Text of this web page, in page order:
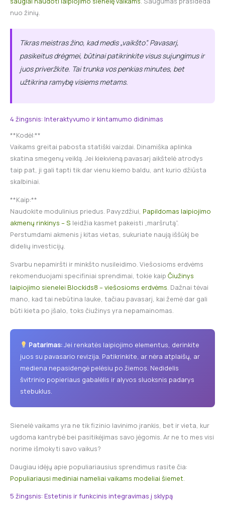
nuo žinių.
Tikras meistras žino, kad medis „vaikšto”. Pavasarį,
pasikeitus drėgmei, būtinai patikrinkite visus sujungimus ir
juos priveržkite. Tai trunka vos penkias minutes, bet
užtikrina ramybę visiems metams.
4 žingsnis: Interaktyvumo ir kintamumo didinimas
**Kodėl:**
Vaikams greitai pabosta statiški vaizdai. Dinamiška aplinka
skatina smegenų veiklą. Jei kiekvieną pavasarį aikštelė atrodys
taip pat, ji gali tapti tik dar vienu kiemo baldu, ant kurio džiūsta
skalbiniai.
**Kaip:**
Naudokite modulinius priedus. Pavyzdžiui, Papildomas laipiojimo
akmenų rinkinys – S leidžia kasmet pakeisti „maršrutą”.
Perstumdami akmenis į kitas vietas, sukuriate naują iššūkį be
didelių investicijų.
Svarbu nepamiršti ir minkšto nusileidimo. Viešosioms erdvėms
rekomenduojami specifiniai sprendimai, tokie kaip Čiužinys
laipiojimo sienelei Blockids8 – viešosioms erdvėms. Dažnai tėvai
mano, kad tai nebūtina lauke, tačiau pavasarį, kai žemė dar gali
būti kieta po įšalo, toks čiužinys yra nepamainomas.
Patarimas:Jei renkatės laipiojimo elementus, derinkite
juos su pavasario revizija. Patikrinkite, ar nėra atplaišų, ar
mediena nepasidengė pelėsiu po žiemos. Nedidelis
švitrinio popieriaus gabalėlis ir alyvos sluoksnis padarys
stebuklus.
Sienelė vaikams yra ne tik fizinio lavinimo įrankis, bet ir vieta, kur
ugdoma kantrybė bei pasitikėjimas savo jėgomis. Ar ne to mes visi
norime išmokyti savo vaikus?
Daugiau idėjų apie populiariausius sprendimus rasite čia:
Populiariausi mediniai nameliai vaikams modeliai šiemet.
5 žingsnis: Estetinis ir funkcinis integravimas į sklypą